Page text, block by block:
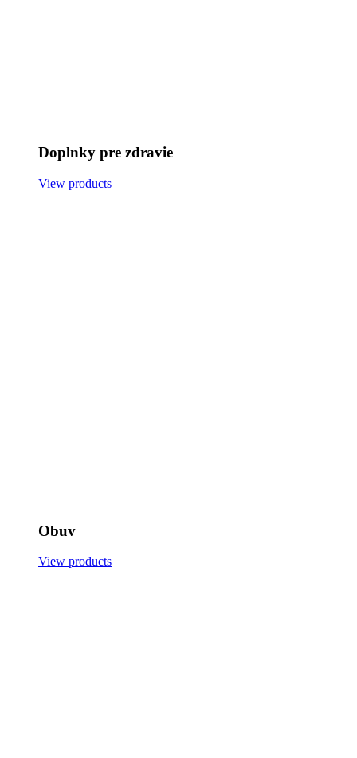
Doplnky pre zdravie
View products
Obuv
View products